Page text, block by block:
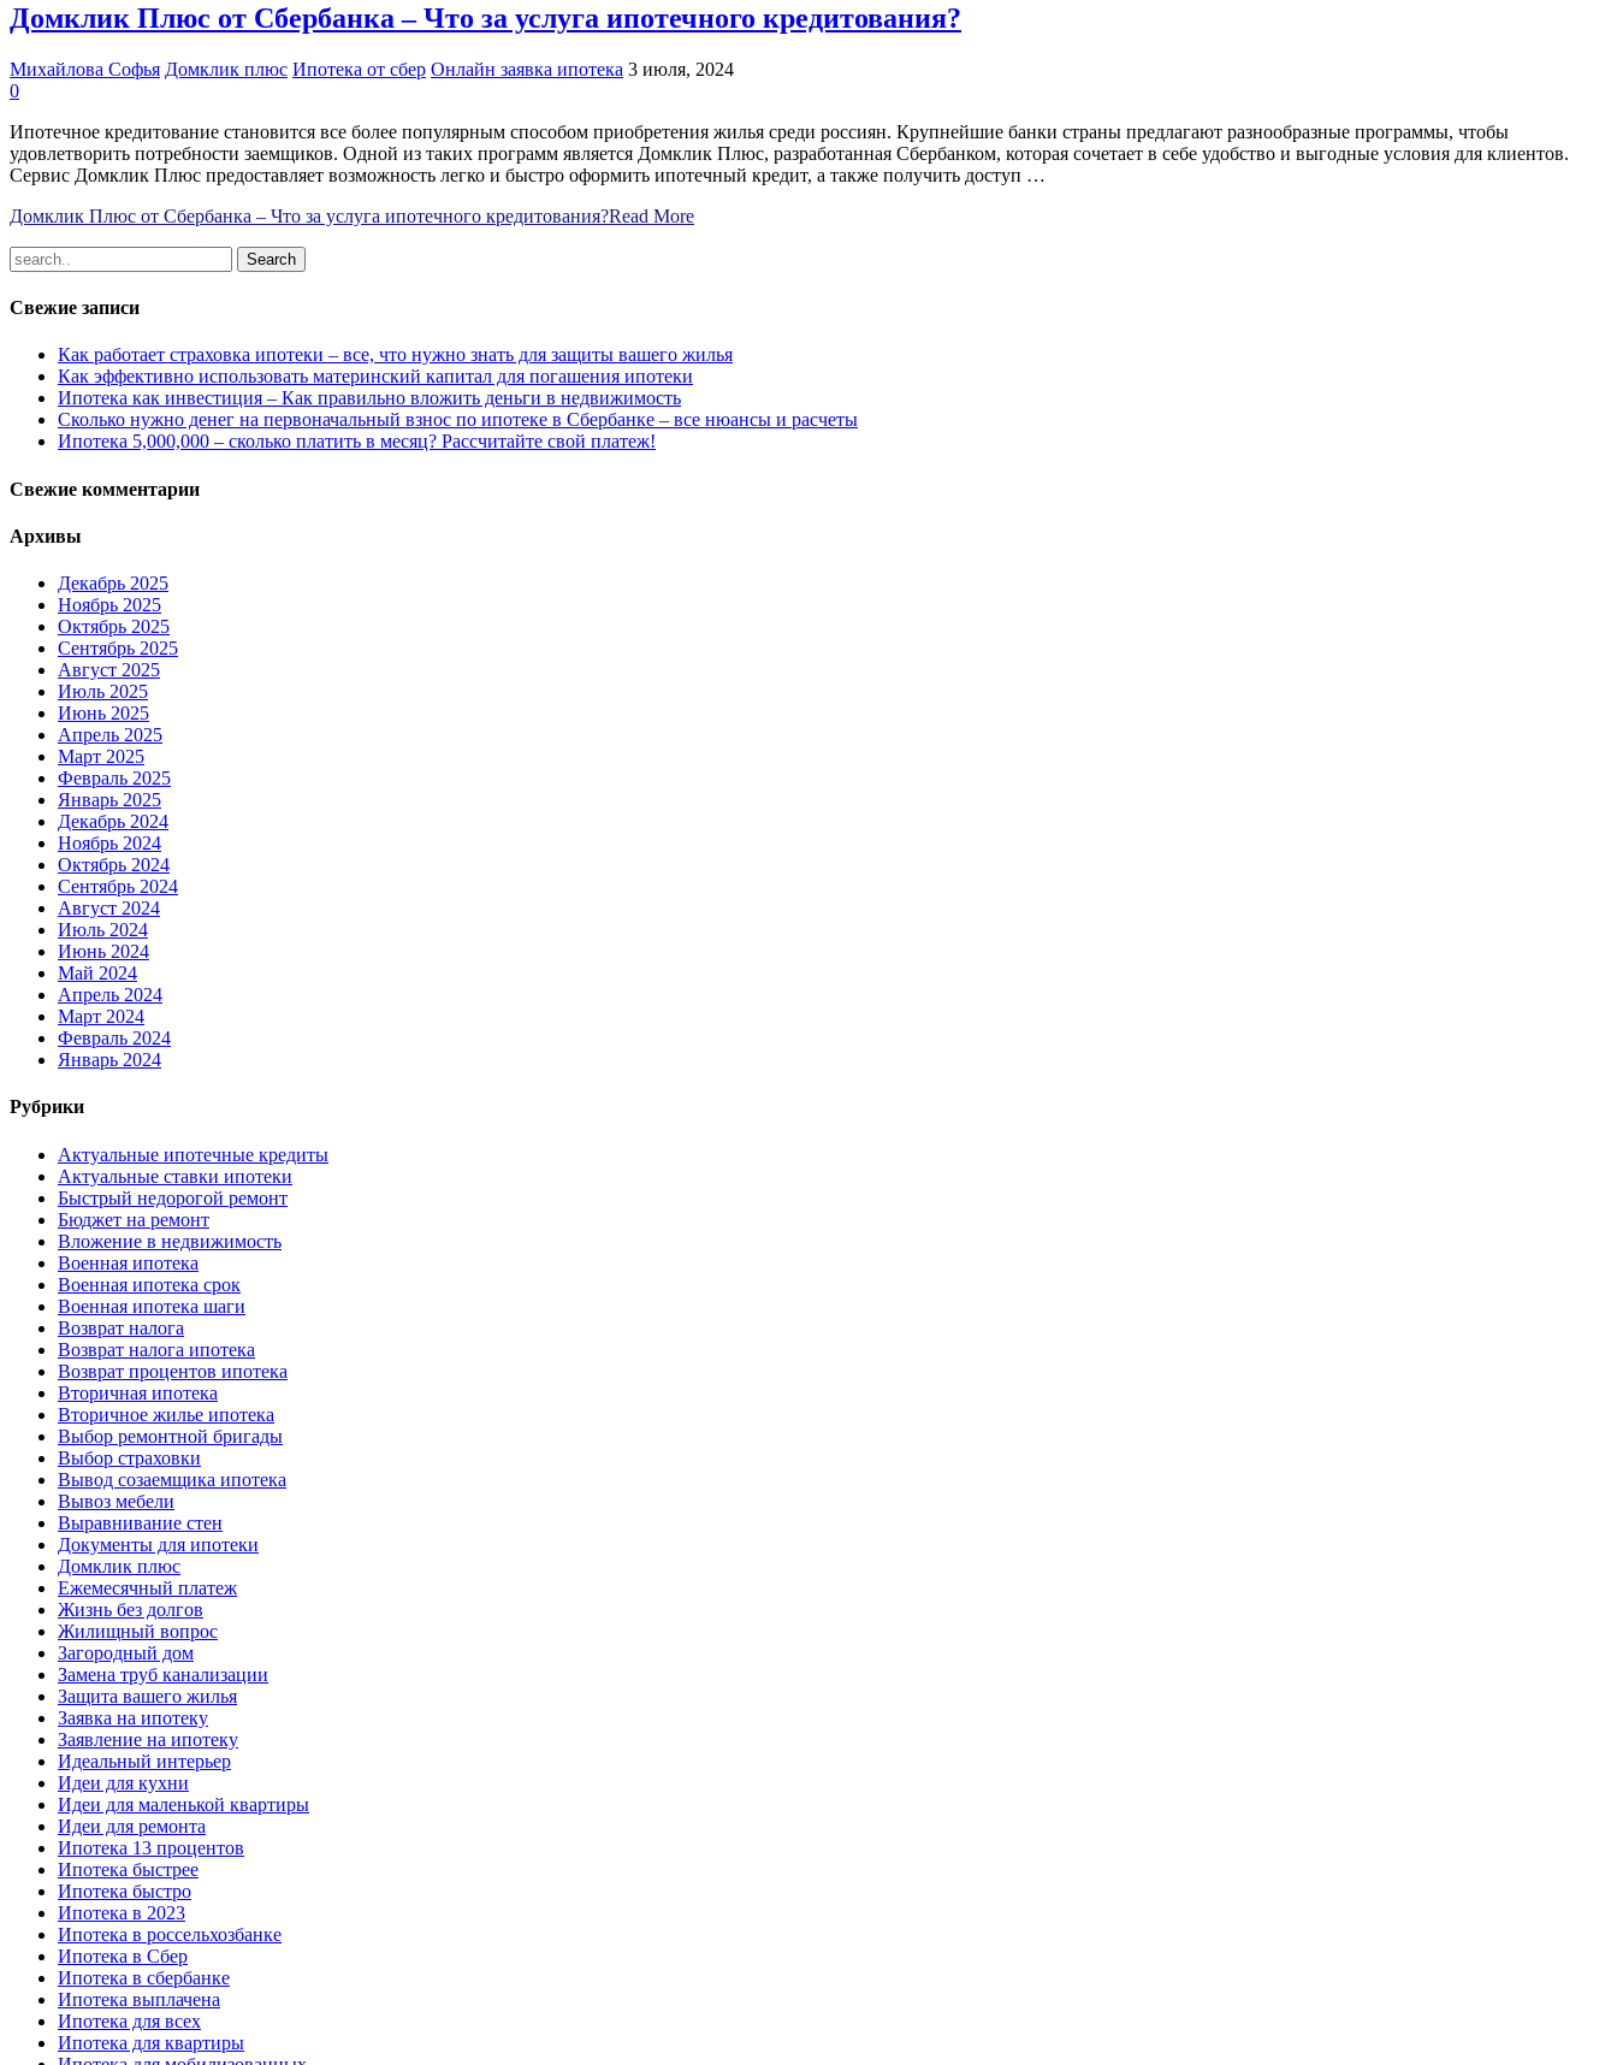
Домклик Плюс от Сбербанка – Что за услуга ипотечного кредитования?
Михайлова Софья Домклик плюс Ипотека от сбер Онлайн заявка ипотека 3 июля, 2024
0
Ипотечное кредитование становится все более популярным способом приобретения жилья среди россиян. Крупнейшие банки страны предлагают разнообразные программы, чтобы
удовлетворить потребности заемщиков. Одной из таких программ является Домклик Плюс, разработанная Сбербанком, которая сочетает в себе удобство и выгодные условия для клиентов.
Сервис Домклик Плюс предоставляет возможность легко и быстро оформить ипотечный кредит, а также получить доступ …
Домклик Плюс от Сбербанка – Что за услуга ипотечного кредитования?Read More
Свежие записи
Как работает страховка ипотеки – все, что нужно знать для защиты вашего жилья
Как эффективно использовать материнский капитал для погашения ипотеки
Ипотека как инвестиция – Как правильно вложить деньги в недвижимость
Сколько нужно денег на первоначальный взнос по ипотеке в Сбербанке – все нюансы и расчеты
Ипотека 5,000,000 – сколько платить в месяц? Рассчитайте свой платеж!
Свежие комментарии
Архивы
Декабрь 2025
Ноябрь 2025
Октябрь 2025
Сентябрь 2025
Август 2025
Июль 2025
Июнь 2025
Апрель 2025
Март 2025
Февраль 2025
Январь 2025
Декабрь 2024
Ноябрь 2024
Октябрь 2024
Сентябрь 2024
Август 2024
Июль 2024
Июнь 2024
Май 2024
Апрель 2024
Март 2024
Февраль 2024
Январь 2024
Рубрики
Актуальные ипотечные кредиты
Актуальные ставки ипотеки
Быстрый недорогой ремонт
Бюджет на ремонт
Вложение в недвижимость
Военная ипотека
Военная ипотека срок
Военная ипотека шаги
Возврат налога
Возврат налога ипотека
Возврат процентов ипотека
Вторичная ипотека
Вторичное жилье ипотека
Выбор ремонтной бригады
Выбор страховки
Вывод созаемщика ипотека
Вывоз мебели
Выравнивание стен
Документы для ипотеки
Домклик плюс
Ежемесячный платеж
Жизнь без долгов
Жилищный вопрос
Загородный дом
Замена труб канализации
Защита вашего жилья
Заявка на ипотеку
Заявление на ипотеку
Идеальный интерьер
Идеи для кухни
Идеи для маленькой квартиры
Идеи для ремонта
Ипотека 13 процентов
Ипотека быстрее
Ипотека быстро
Ипотека в 2023
Ипотека в россельхозбанке
Ипотека в Сбер
Ипотека в сбербанке
Ипотека выплачена
Ипотека для всех
Ипотека для квартиры